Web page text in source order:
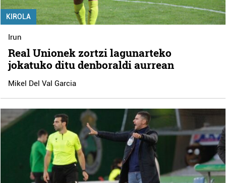
KIROLA
Irun
Real Unionek zortzi lagunarteko
jokatuko ditu denboraldi aurrean
Mikel Del Val Garcia